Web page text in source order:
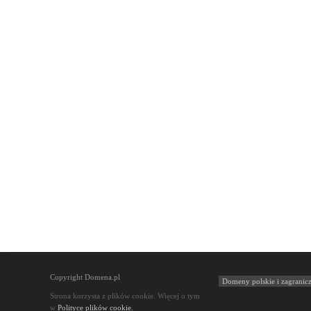
Copyright Domena.pl
Strona korzysta z plików cookie. Więcej o tym
w Polityce plików cookie.
Domeny polskie i